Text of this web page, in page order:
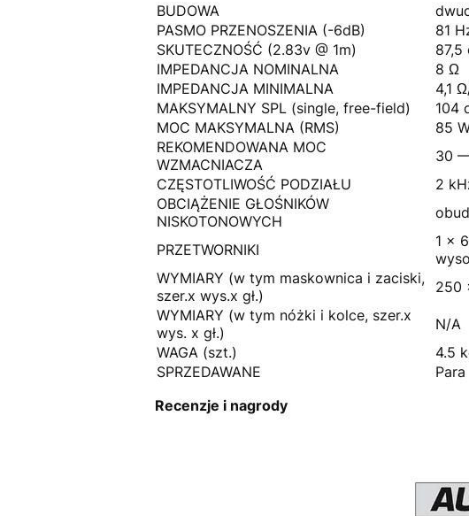
BUDOWA
PASMO PRZENOSZENIA (-6dB)
81
SKUTECZNOŚĆ (2.83v @ 1m)
87,5
IMPEDANCJA NOMINALNA
8 Ω
IMPEDANCJA MINIMALNA
4,1
MAKSYMALNY SPL (single, free-field)
104
MOC MAKSYMALNA (RMS)
85
REKOMENDOWANA MOC
WZMACNIACZA
30
CZĘSTOTLIWOŚĆ PODZIAŁU
2
OBCIĄŻENIE GŁOŚNIKÓW
NISKOTONOWYCH
PRZETWORNIKI
1 x
WYMIARY (w tym maskownica i zaciski,
szer.x wys.x gł.)
250
WYMIARY (w tym nóżki i kolce, szer.x
wys. x gł.)
N/A
WAGA (szt.)
4.5
SPRZEDAWANE
Para
Recenzje i nagrody